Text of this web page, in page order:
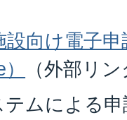
設向け電子
（外部リ
ムによる